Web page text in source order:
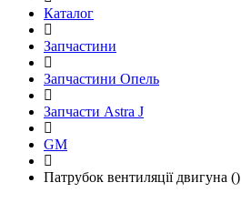
Каталог
Запчастини
Запчастини Опель
Запчасти Astra J
GM
Патрубок вентиляції двигуна ()